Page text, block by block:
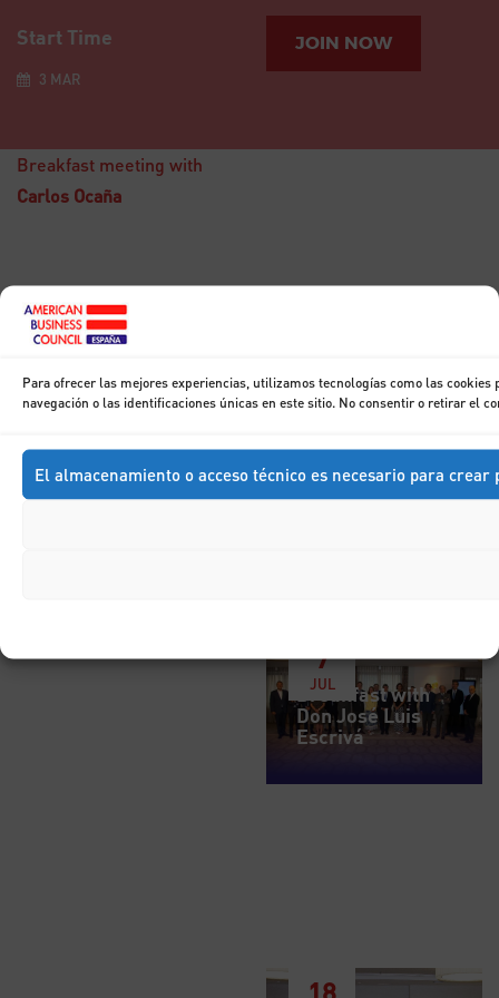
Para ofrecer las mejores experiencias, utilizamos tecnologías como las
navegación o las identificaciones únicas en este sitio. No consentir o retirar el
El almacenamiento o acceso técnico es necesario para
Start Time
3 MAR
JOIN NOW
Breakfast meeting with
Carlos Ocaña
Don Francisco
Marhuenda
7
JUL
Breakfast with
Don José Luis
Escrivá